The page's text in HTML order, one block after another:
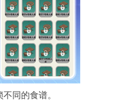
同的食谱。